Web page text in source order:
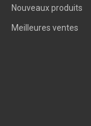
Nouveaux produits
Meilleures ventes